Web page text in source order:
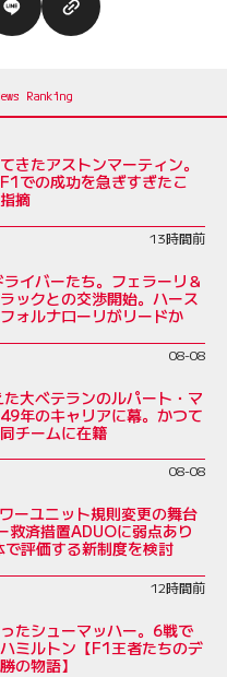
きたアストンマーティン。
での成功を急ぎすぎたこ
摘
13時間前
イバーたち。フェラーリ＆
ックとの交渉開始。ハース
ォルナローリがリードか
08-08
大ベテランのルパート・マ
年のキャリアに幕。かつて
チームに在籍
08-08
ーユニット規則変更の舞台
救済措置ADUOに弱点あり
で評価する新制度を検討
12時間前
たシューマッハー。6戦で
ミルトン【F1王者たちのデ
の物語】